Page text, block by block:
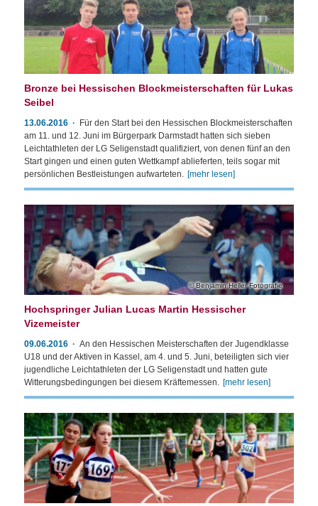
Bronze bei Hessischen Blockmeisterschaften für Lukas
Seibel
13.06.2016
Für den Start bei den Hessischen Blockmeisterschaften
am 11. und 12. Juni im Bürgerpark Darmstadt hatten sich sieben
Leichtathleten der LG Seligenstadt qualifiziert, von denen fünf an den
Start gingen und einen guten Wettkampf ablieferten, teils sogar mit
persönlichen Bestleistungen aufwarteten. [mehr lesen]
Benjamin Heller Fotografie
Hochspringer Julian Lucas Martin Hessischer
Vizemeister
09.06.2016
An den Hessischen Meisterschaften der Jugendklasse
U18 und der Aktiven in Kassel, am 4. und 5. Juni, beteiligten sich vier
jugendliche Leichtathleten der LG Seligenstadt und hatten gute
Witterungsbedingungen bei diesem Kräftemessen. [mehr lesen]